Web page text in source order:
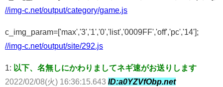
//img-c.net/output/category/game.js
c_img_param=['max','3','1','0','list','0009FF','off','pc','14'];
//img-c.net/output/site/292.js
1: 以下、名無しにかわりましてネギ速がお送りします
2022/02/08(火) 16:36:15.643 ID:a0YZVfObp.net